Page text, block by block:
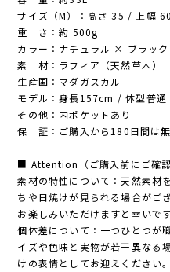
サイズ（M）：高さ 35 / 上幅
重 さ：約 500g
カラー：ナチュラル × ブラック
素 材：ラフィア（天然草木）
生産国：マダガスカル
モデル：身長157cm / 体型普通
その他：内ポケットあり
保 証：ご購入から180日間は無
■ Attention（ご購入前にご確認
素材の特性について：天然素材
ちや日焼けが見られる場合がご
お楽しみいただけますと幸いです
個体差について：一つひとつが
イズや色味と実物が若干異なる
けの表情としてお迎えください。